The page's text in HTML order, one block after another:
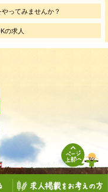
ってみませんか？
の求人